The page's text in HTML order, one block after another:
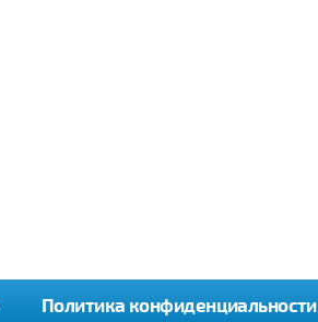
Политика конфиденциальности